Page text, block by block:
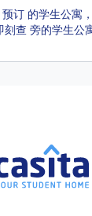
订 的学生公寓
查 旁的学生公寓